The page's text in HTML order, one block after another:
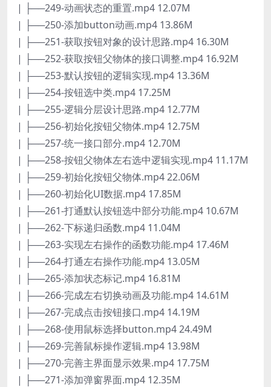
| ├──249-动画状态的重置.mp4 12.07M
| ├──250-添加button动画.mp4 13.86M
| ├──251-获取按钮对象的设计思路.mp4 16.30M
| ├──252-获取按钮父物体的接口调整.mp4 16.92M
| ├──253-默认按钮的逻辑实现.mp4 13.36M
| ├──254-按钮选中类.mp4 17.25M
| ├──255-逻辑分层设计思路.mp4 12.77M
| ├──256-初始化按钮父物体.mp4 12.75M
| ├──257-统一接口部分.mp4 12.70M
| ├──258-按钮父物体左右选中逻辑实现.mp4 11.17M
| ├──259-初始化按钮父物体.mp4 22.06M
| ├──260-初始化UI数据.mp4 17.85M
| ├──261-打通默认按钮选中部分功能.mp4 10.67M
| ├──262-下标递归函数.mp4 11.04M
| ├──263-实现左右操作的函数功能.mp4 17.46M
| ├──264-打通左右操作功能.mp4 13.05M
| ├──265-添加状态标记.mp4 16.81M
| ├──266-完成左右切换动画及功能.mp4 14.61M
| ├──267-完成点击按钮接口.mp4 14.19M
| ├──268-使用鼠标选择button.mp4 24.49M
| ├──269-完善鼠标操作逻辑.mp4 13.98M
| ├──270-完善主界面显示效果.mp4 17.75M
| ├──271-添加弹窗界面.mp4 12.35M